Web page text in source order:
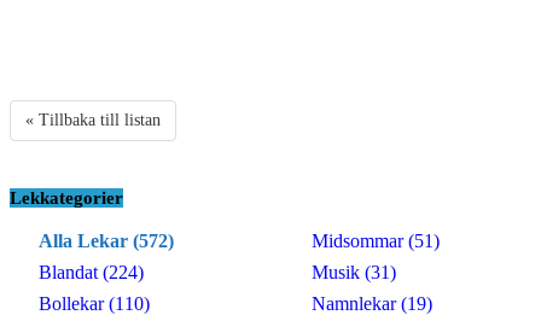
« Tillbaka till listan
Lekkategorier
Alla Lekar (572)
Blandat (224)
Bollekar (110)
Midsommar (51)
Musik (31)
Namnlekar (19)